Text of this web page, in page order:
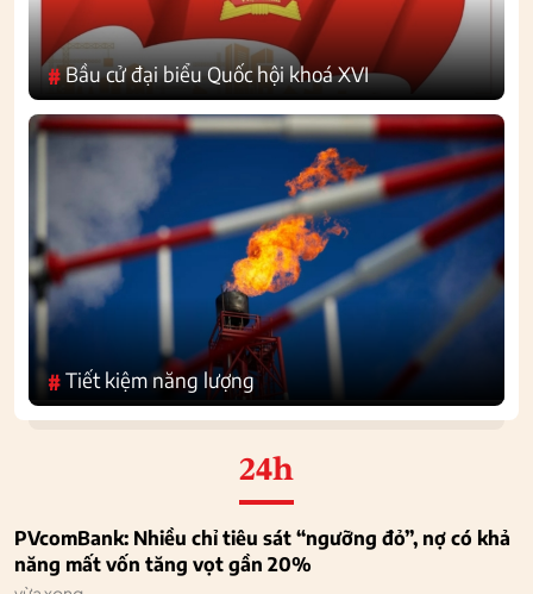
#Bầu cử đại biểu Quốc hội khoá XVI
#Tiết kiệm năng lượng
24h
PVcomBank: Nhiều chỉ tiêu sát “ngưỡng đỏ”, nợ có khả
năng mất vốn tăng vọt gần 20%